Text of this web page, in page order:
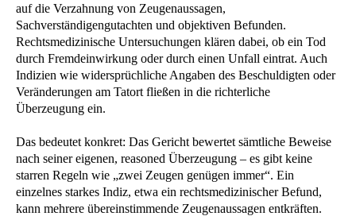
auf die Verzahnung von Zeugenaussagen,
Sachverständigengutachten und objektiven Befunden.
Rechtsmedizinische Untersuchungen klären dabei, ob ein Tod
durch Fremdeinwirkung oder durch einen Unfall eintrat. Auch
Indizien wie widersprüchliche Angaben des Beschuldigten oder
Veränderungen am Tatort fließen in die richterliche
Überzeugung ein.
Das bedeutet konkret: Das Gericht bewertet sämtliche Beweise
nach seiner eigenen, reasoned Überzeugung – es gibt keine
starren Regeln wie „zwei Zeugen genügen immer“. Ein
einzelnes starkes Indiz, etwa ein rechtsmedizinischer Befund,
kann mehrere übereinstimmende Zeugenaussagen entkräften.